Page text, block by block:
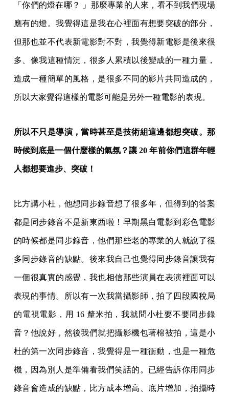
「你們的燈在哪？ 」那麼專業的人來，看不到我們現場
應有的燈。我覺得這是我在心裡面有想要突破的部分，
但那也並不代表新電影對不對，我覺得新電影是後來很
多、像我這種情況，很多人累積以後變成的一種力量，
造成一種簡單的風格，是很多不同的影片共同造成的，
所以大家覺得這樣的電影可能是另外一種電影的表現。
所以不只是導演，當時甚至是技術組這邊都想突破。那
時候到底是一個什麼樣的氣氛？讓 20 年前你們這群年輕
人都想要進步、突破！
比方講小杜，他想同步錄音想了很多年，但得到的答案
都是同步錄音不是新東西啦！早期黑白電影到彩色電影
的時候都是同步錄音，他們那些老的專業的人就說了很
多同步錄音的缺點。後來我自己也覺得同步錄音讓我有
一個很真實的感覺，我也相信那些演員在表演裡面可以
表現的事情。所以有一次我當攝影師，拍了四段國稅局
的電視電影，用 16 釐米拍，我就問小杜要不要同步錄
音？他說好，然後我們就把攝影機包著棉被拍，這是小
杜的第一次同步錄音，我覺得是一種衝動，也是一種危
機，因為別人是準備看我們笑話的。已經告訴你用同步
錄音會造成的缺點，比方成本增高、底片增加，拍攝時